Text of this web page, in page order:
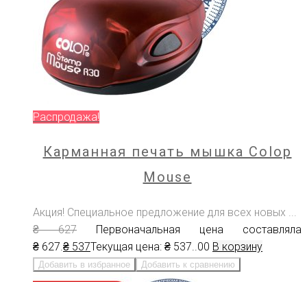
Распродажа!
Карманная печать мышка Colop
Mouse
Акция! Специальное предложение для всех новых ...
₴627
Первоначальная цена составляла
₴ 627.₴ 537Текущая цена: ₴ 537..00 В корзину
Добавить в избранное Добавить к сравнению